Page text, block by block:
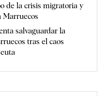
de la crisis migratoria y
Marruecos
salvaguardar la
tras el caos